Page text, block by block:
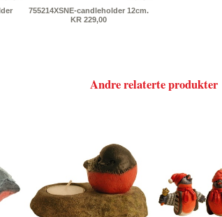
755214XSNE-candleholder 12cm.
KR 229,00
Andre relaterte produkter